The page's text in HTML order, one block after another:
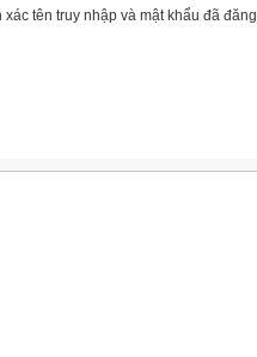
tên truy nhập và mật khẩu đã đăng